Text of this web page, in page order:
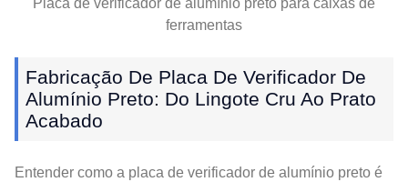
Placa de verificador de alumínio preto para caixas de
ferramentas
Fabricação De Placa De Verificador De
Alumínio Preto: Do Lingote Cru Ao Prato
Acabado
Entender como a placa de verificador de alumínio preto é